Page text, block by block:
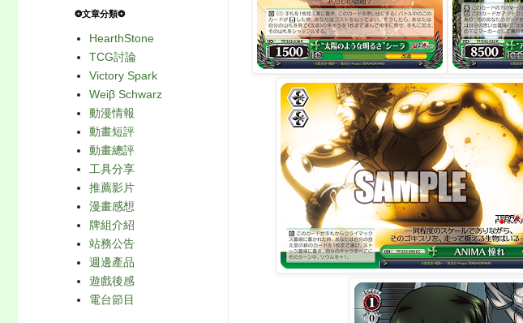
❂文章分類❂
HearthStone
TCG討論
Victory Spark
Weiβ Schwarz
動漫情報
動畫短評
動畫總評
工具分享
推薦影片
漫畫感想
牌組介紹
站務公告
週邊產品
遊戲後感
電台節目